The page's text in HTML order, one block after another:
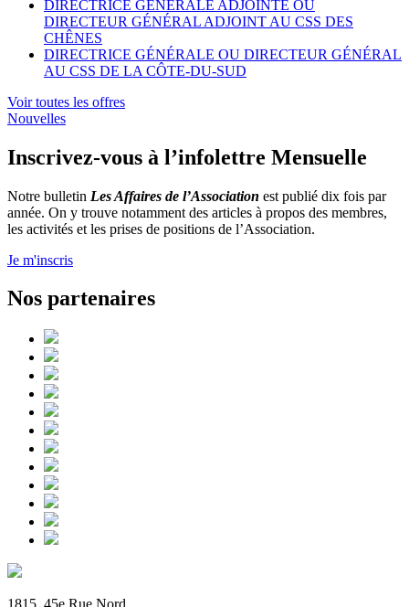
DIRECTRICE GÉNÉRALE ADJOINTE OU
DIRECTEUR GÉNÉRAL ADJOINT AU CSS DES
CHÊNES
DIRECTRICE GÉNÉRALE OU DIRECTEUR GÉNÉRAL
AU CSS DE LA CÔTE-DU-SUD
Voir toutes les offres
Nouvelles
Inscrivez-vous à l’infolettre Mensuelle
Notre bulletin Les Affaires de l’Association est publié dix fois par
année. On y trouve notamment des articles à propos des membres,
les activités et les prises de positions de l’Association.
Je m'inscris
Nos partenaires